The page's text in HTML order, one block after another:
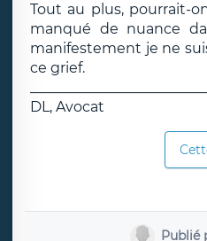
Tout au plus, pourrait-
manqué de nuance
manifestement je ne
ce grief.
DL, Avocat
Publié